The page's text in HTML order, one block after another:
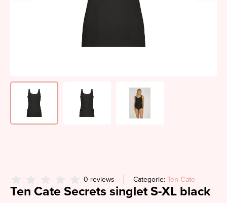
0 reviews Categorie: Ten Cate
Ten Cate Secrets singlet S-XL black